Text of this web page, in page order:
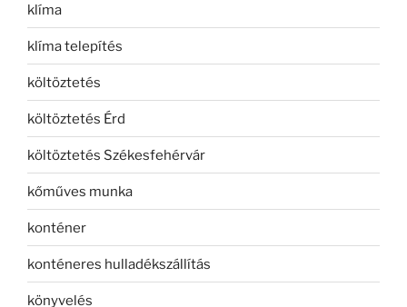
klíma
klíma telepítés
költöztetés
költöztetés Érd
költöztetés Székesfehérvár
kőműves munka
konténer
konténeres hulladékszállítás
könyvelés